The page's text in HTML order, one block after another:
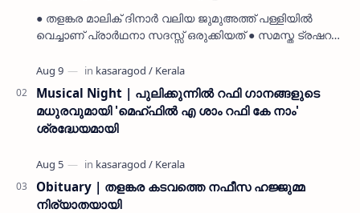
● തളങ്കര മാലിക് ദിനാർ വലിയ ജുമുഅത്ത് പള്ളിയിൽ
വെച്ചാണ് പ്രാർഥനാ സദസ്സ് ഒരുക്കിയത് ● സമസ്ത ട്രഷറർ
നൽകി കാസ…
Musical Night | പുലിക്കുന്നിൽ റഫി ഗാനങ്ങളുടെ
മധുരവുമായി 'മെഹ്ഫിൽ എ ശാം റഫി കേ നാം'
ശ്രദ്ധേയമായി
Obituary | തളങ്കര കടവത്തെ നഫീസ ഹജ്ജുമ്മ
നിര്യാതയായി